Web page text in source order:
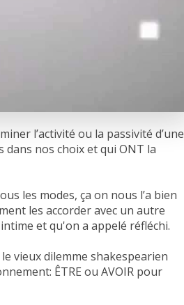
l’activité ou la passivité d’une
dans nos choix et qui ONT la
les modes, ça on nous l’a bien
les accorder avec un autre
et qu'on a appelé réfléchi.
vieux dilemme shakespearien
ÊTRE ou AVOIR pour